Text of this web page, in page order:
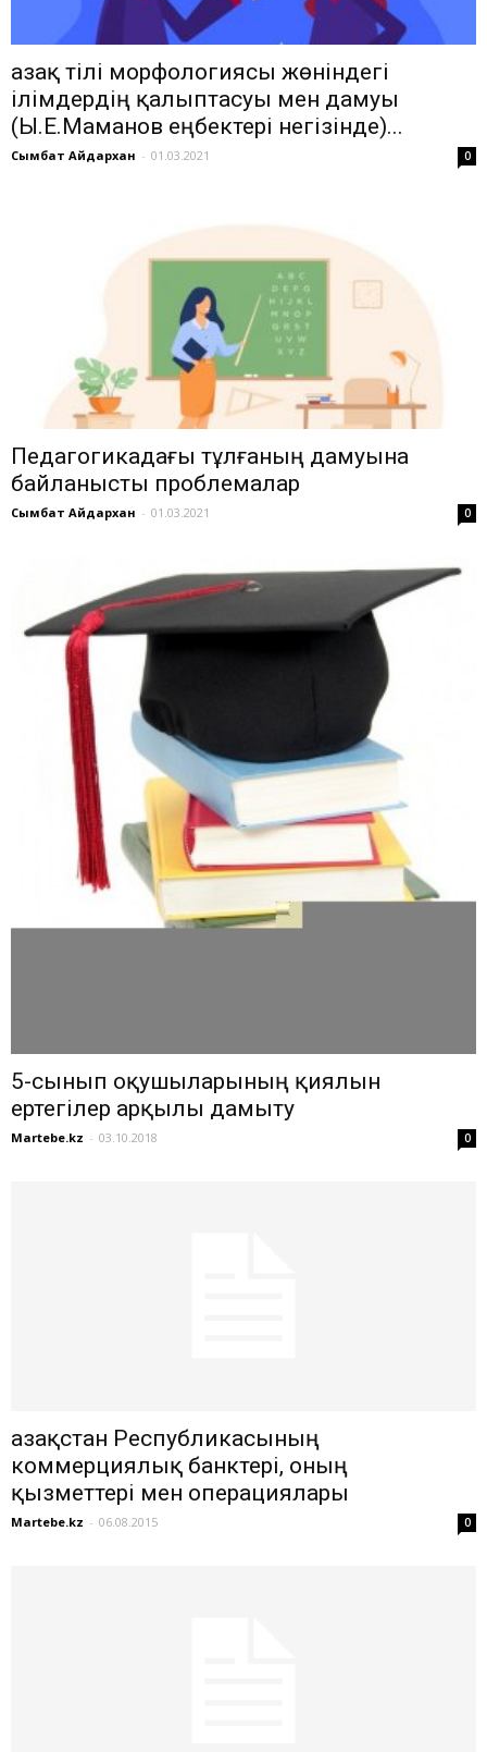
Қазақ тілі морфологиясы жөніндегі
ілімдердің қалыптасуы мен дамуы
(Ы.Е.Маманов еңбектері негізінде)...
Сымбат Айдархан - 01.03.2021 0
Педагогикадағы тұлғаның дамуына
байланысты проблемалар
Сымбат Айдархан - 01.03.2021 0
5-сынып оқушыларының қиялын
ертегілер арқылы дамыту
Martebe.kz - 03.10.2018 0
Қазақстан Республикасының
коммерциялық банктері, оның
қызметтері мен операциялары
Martebe.kz - 06.08.2015 0